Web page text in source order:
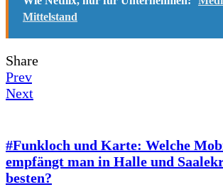
Mittelstand
Share
Prev
Next
#Funkloch und Karte: Welche
empfängt man in Halle und
besten?